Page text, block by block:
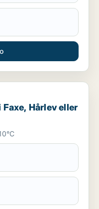
eller Karise m.fl.
Hårlev eller